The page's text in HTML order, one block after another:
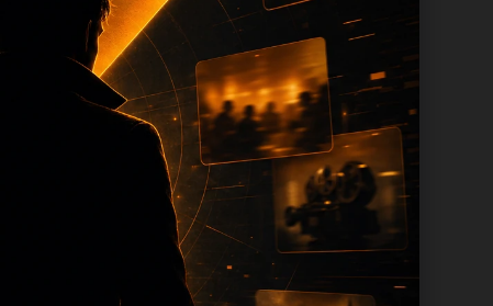
本。内容更新时优先保留真实可点击入
同时帮助 sitemap、栏目页、首页推荐形
、图片 alt、title
长度过滤。如果同一主题下有多个
页面底部保留同类推荐、上一篇下一篇和
口是否稳定、同栏目还有哪些可继续阅